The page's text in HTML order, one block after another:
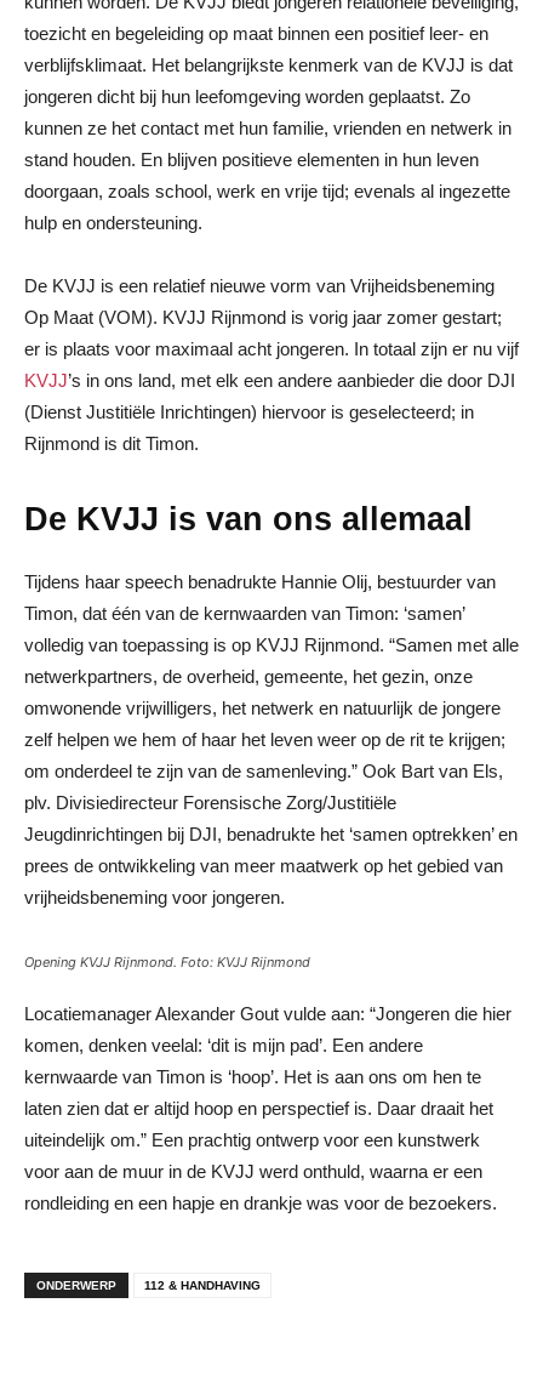
toezicht en begeleiding op maat binnen een positief leer- en
verblijfsklimaat. Het belangrijkste kenmerk van de KVJJ is dat
jongeren dicht bij hun leefomgeving worden geplaatst. Zo
kunnen ze het contact met hun familie, vrienden en netwerk in
stand houden. En blijven positieve elementen in hun leven
doorgaan, zoals school, werk en vrije tijd; evenals al ingezette
hulp en ondersteuning.
De KVJJ is een relatief nieuwe vorm van Vrijheidsbeneming
Op Maat (VOM). KVJJ Rijnmond is vorig jaar zomer gestart;
er is plaats voor maximaal acht jongeren. In totaal zijn er nu vijf
KVJJ’s in ons land, met elk een andere aanbieder die door DJI
(Dienst Justitiële Inrichtingen) hiervoor is geselecteerd; in
Rijnmond is dit Timon.
De KVJJ is van ons allemaal
Tijdens haar speech benadrukte Hannie Olij, bestuurder van
Timon, dat één van de kernwaarden van Timon: ‘samen’
volledig van toepassing is op KVJJ Rijnmond. “Samen met alle
netwerkpartners, de overheid, gemeente, het gezin, onze
omwonende vrijwilligers, het netwerk en natuurlijk de jongere
zelf helpen we hem of haar het leven weer op de rit te krijgen;
om onderdeel te zijn van de samenleving.” Ook Bart van Els,
plv. Divisiedirecteur Forensische Zorg/Justitiële
Jeugdinrichtingen bij DJI, benadrukte het ‘samen optrekken’ en
prees de ontwikkeling van meer maatwerk op het gebied van
vrijheidsbeneming voor jongeren.
Opening KVJJ Rijnmond. Foto: KVJJ Rijnmond
Locatiemanager Alexander Gout vulde aan: “Jongeren die hier
komen, denken veelal: ‘dit is mijn pad’. Een andere
kernwaarde van Timon is ‘hoop’. Het is aan ons om hen te
laten zien dat er altijd hoop en perspectief is. Daar draait het
uiteindelijk om.” Een prachtig ontwerp voor een kunstwerk
voor aan de muur in de KVJJ werd onthuld, waarna er een
rondleiding en een hapje en drankje was voor de bezoekers.
ONDERWERP 112 & HANDHAVING